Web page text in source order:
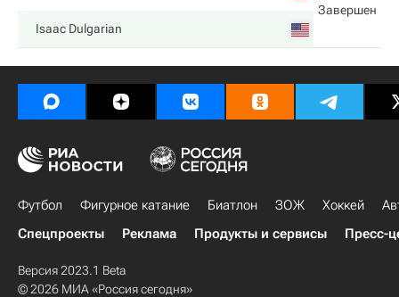
Завершен
Isaac Dulgarian
Футбол Фигурное катание Биатлон ЗОЖ Хоккей
Спецпроекты
Реклама Продукты и сервисы Пресс-
Версия 2023.1 Beta
© 2026 МИА «Россия сегодня»